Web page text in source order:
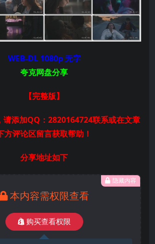
WEB-DL 1080p 无字
夸克网盘分享
【完整版】
请添加QQ：2820164724联系或在文章
方评论区留言获取帮助！
分享地址如下
隐藏内容
本内容需权限查看
购买查看权限